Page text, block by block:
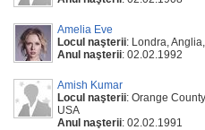
Amelia Eve
Locul naşterii: Londra,
Anul naşterii: 02.02.1992
Amish Kumar
Locul naşterii: Orange
USA
Anul naşterii: 02.02.1991